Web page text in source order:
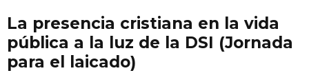
La presencia cristiana en la vida
pública a la luz de la DSI (Jornada
para el laicado)